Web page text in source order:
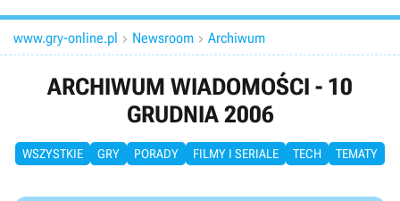
www.gry-online.pl  Newsroom  Archiwum
ARCHIWUM WIADOMOŚCI - 10
GRUDNIA 2006
WSZYSTKIE GRY PORADY FILMY I SERIALE TECH TEMATY